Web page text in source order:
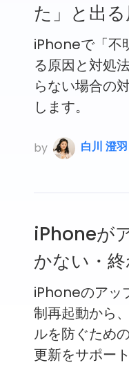
た」と出
iPhoneで「不
る原因と対処
らない場合の
します。
by 白川 澄羽
iPhoneが
かない・
iPhoneのアッ
制再起動から
ルを防ぐため
更新をサポー